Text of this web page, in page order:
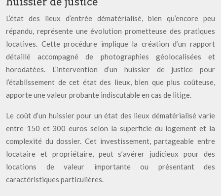
L’état des lieux d’entrée dématérialisé, bien qu’encore peu
répandu, représente une évolution prometteuse des pratiques
locatives. Cette procédure implique la création d’un rapport
détaillé accompagné de photographies géolocalisées et
horodatées. L’intervention d’un huissier de justice pour
l’établissement de cet état des lieux, bien que plus coûteuse,
apporte une valeur probante indiscutable en cas de litige.
Le coût d’un huissier pour un état des lieux dématérialisé varie
entre 150 et 300 euros selon la superficie du logement et la
complexité du dossier. Cet investissement, partageable entre
locataire et propriétaire, peut s’avérer judicieux pour des
locations de valeur importante ou présentant des
caractéristiques particulières.